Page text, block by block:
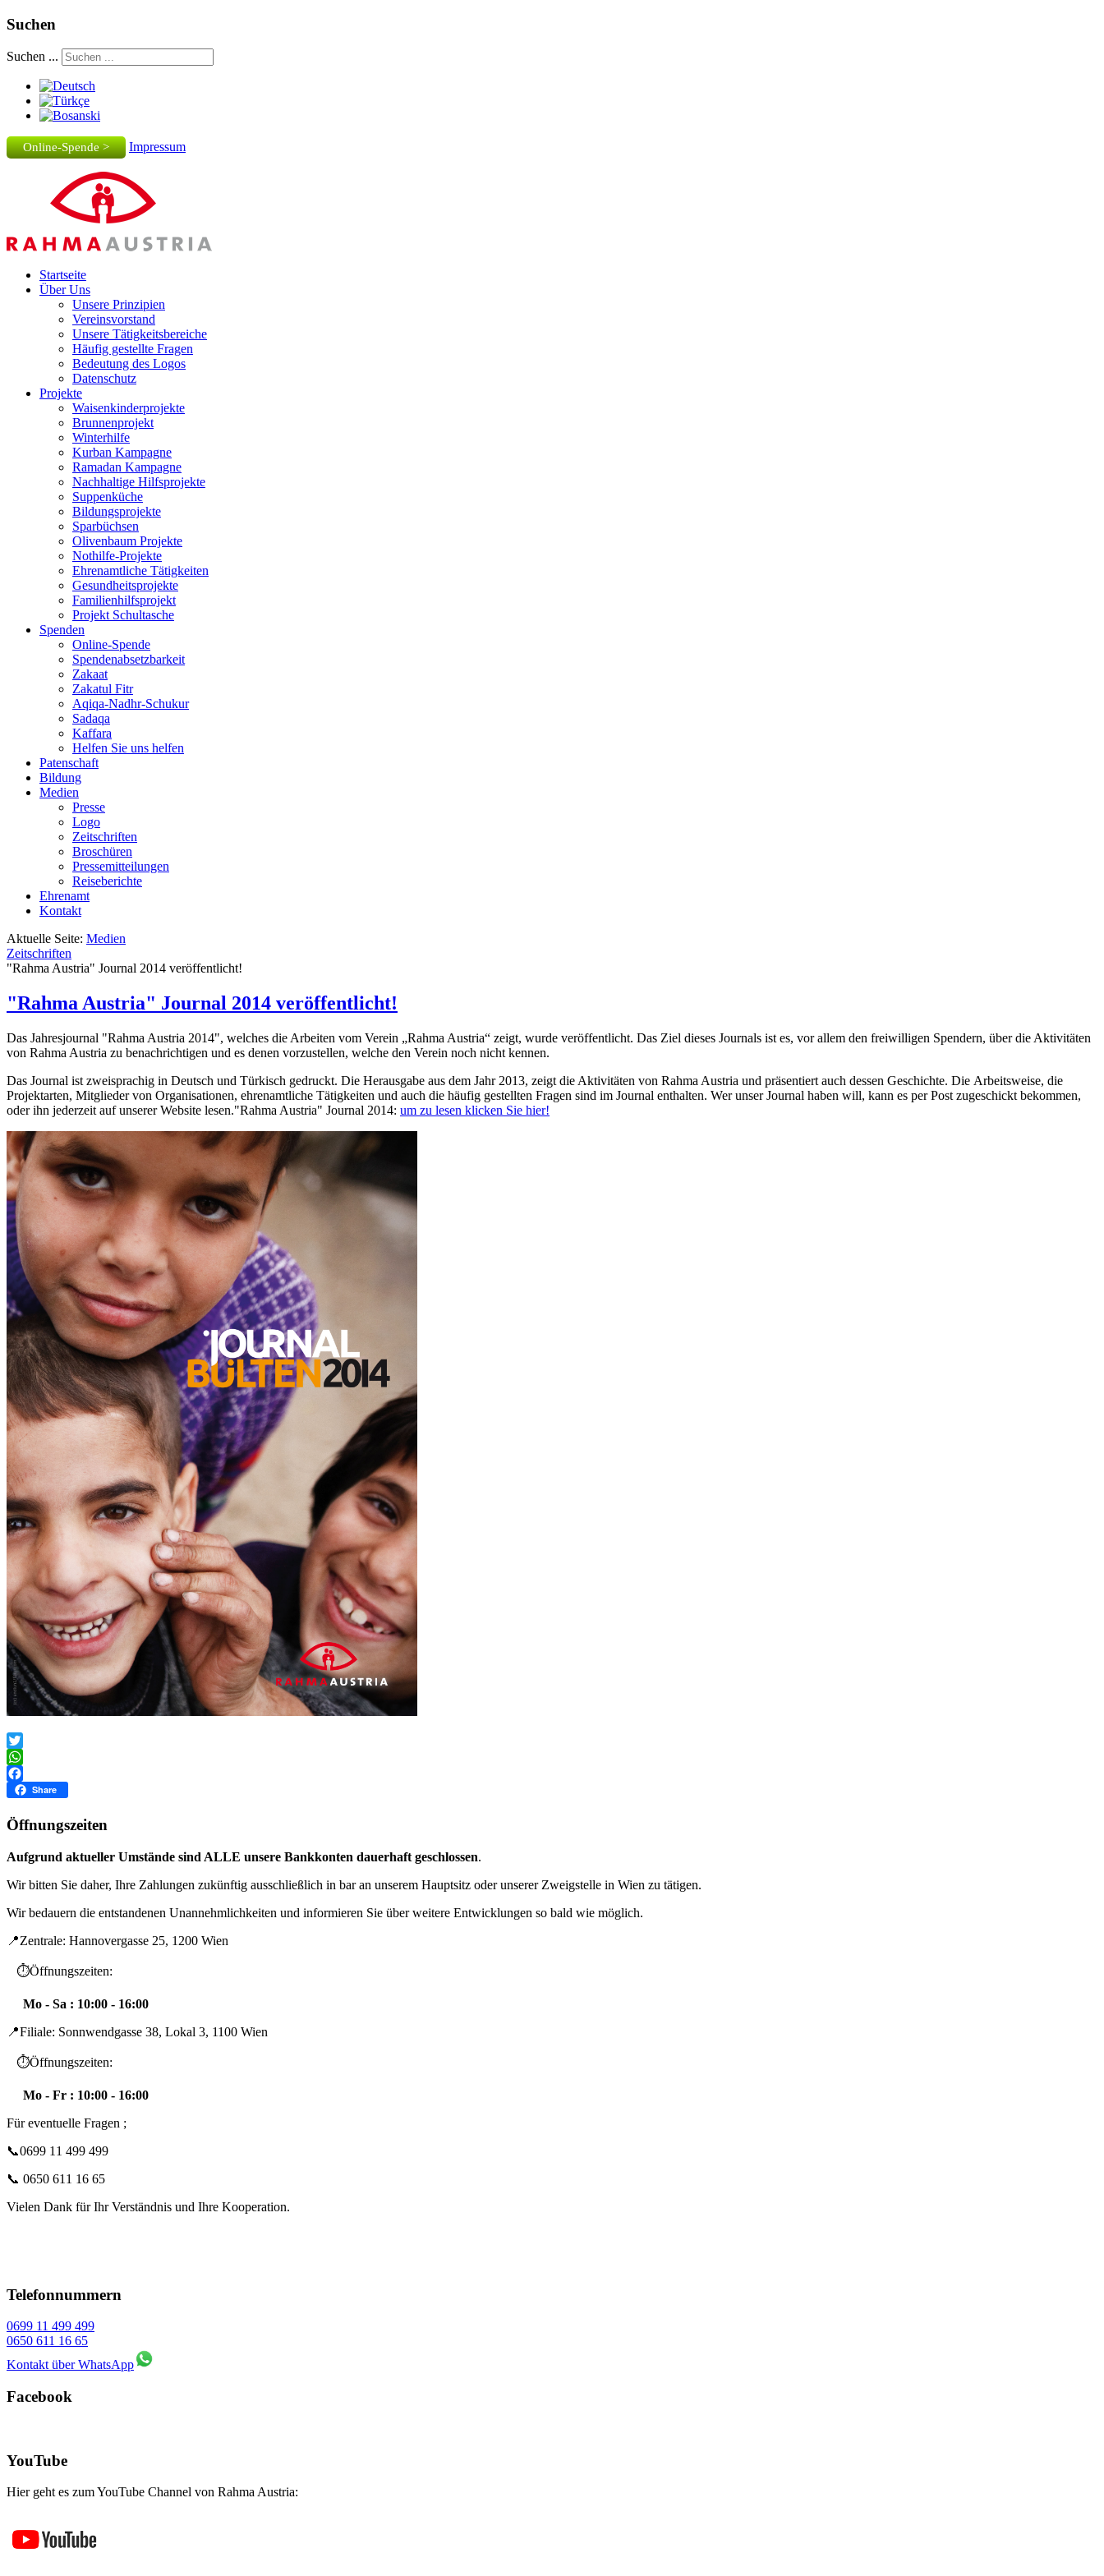
Suchen
Suchen ...
Online-Spende > Impressum
Startseite
Über Uns
Unsere Prinzipien
Vereinsvorstand
Unsere Tätigkeitsbereiche
Häufig gestellte Fragen
Bedeutung des Logos
Datenschutz
Projekte
Waisenkinderprojekte
Brunnenprojekt
Winterhilfe
Kurban Kampagne
Ramadan Kampagne
Nachhaltige Hilfsprojekte
Suppenküche
Bildungsprojekte
Sparbüchsen
Olivenbaum Projekte
Nothilfe-Projekte
Ehrenamtliche Tätigkeiten
Gesundheitsprojekte
Familienhilfsprojekt
Projekt Schultasche
Spenden
Online-Spende
Spendenabsetzbarkeit
Zakaat
Zakatul Fitr
Aqiqa-Nadhr-Schukur
Sadaqa
Kaffara
Helfen Sie uns helfen
Patenschaft
Bildung
Medien
Presse
Logo
Zeitschriften
Broschüren
Pressemitteilungen
Reiseberichte
Ehrenamt
Kontakt
Aktuelle Seite: Medien
Zeitschriften
"Rahma Austria" Journal 2014 veröffentlicht!
"Rahma Austria" Journal 2014 veröffentlicht!
Das Jahresjournal "Rahma Austria 2014", welches die Arbeiten vom Verein „Rahma Austria“ zeigt, wurde veröffentlicht. Das Ziel dieses Journals ist es, vor allem den freiwilligen Spendern, über die Aktivitäten
von Rahma Austria zu benachrichtigen und es denen vorzustellen, welche den Verein noch nicht kennen.
Das Journal ist zweisprachig in Deutsch und Türkisch gedruckt. Die Herausgabe aus dem Jahr 2013, zeigt die Aktivitäten von Rahma Austria und präsentiert auch dessen Geschichte. Die Arbeitsweise, die
Projektarten, Mitglieder von Organisationen, ehrenamtliche Tätigkeiten und auch die häufig gestellten Fragen sind im Journal enthalten. Wer unser Journal haben will, kann es per Post zugeschickt bekommen,
oder ihn jederzeit auf unserer Website lesen."Rahma Austria" Journal 2014: um zu lesen klicken Sie hier!
Twitter
WhatsApp
Facebook
Share
Öffnungszeiten
Aufgrund aktueller Umstände sind ALLE unsere Bankkonten dauerhaft geschlossen.
Wir bitten Sie daher, Ihre Zahlungen zukünftig ausschließlich in bar an unserem Hauptsitz oder unserer Zweigstelle in Wien zu tätigen.
Wir bedauern die entstandenen Unannehmlichkeiten und informieren Sie über weitere Entwicklungen so bald wie möglich.
📍Zentrale: Hannovergasse 25, 1200 Wien
⏱️Öffnungszeiten:
Mo - Sa : 10:00 - 16:00
📍Filiale: Sonnwendgasse 38, Lokal 3, 1100 Wien
⏱️Öffnungszeiten:
Mo - Fr : 10:00 - 16:00
Für eventuelle Fragen ;
📞0699 11 499 499
📞 0650 611 16 65
Vielen Dank für Ihr Verständnis und Ihre Kooperation.
Telefonnummern
0699 11 499 499
0650 611 16 65
Kontakt über WhatsApp
Facebook
YouTube
Hier geht es zum YouTube Channel von Rahma Austria: